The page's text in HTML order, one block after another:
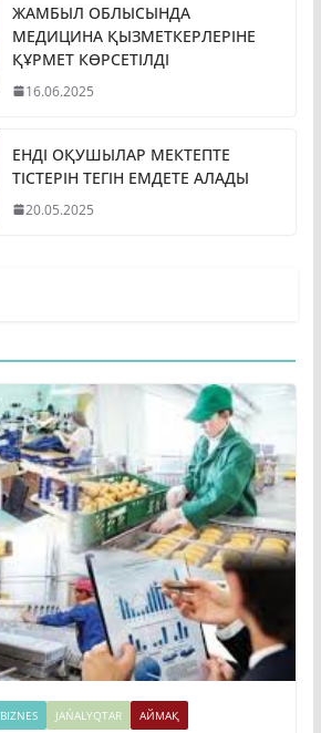
ЖАМБЫЛ ОБЛЫСЫНДА
МЕДИЦИНА ҚЫЗМЕТКЕРЛЕРІНЕ
ҚҰРМЕТ КӨРСЕТІЛДІ
16.06.2025
ЕНДІ ОҚУШЫЛАР МЕКТЕПТЕ
ТІСТЕРІН ТЕГІН ЕМДЕТЕ АЛАДЫ
20.05.2025
BIZNES JAŃALYQTAR
АЙМАҚ